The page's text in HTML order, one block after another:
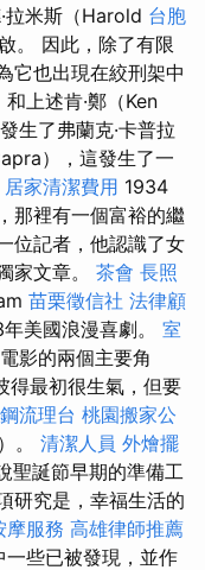
拉米斯（Harold 台胞
。 因此，除了有限
它也出現在絞刑架中
上述肯·鄭（Ken
生了弗蘭克·卡普拉
），這發生了一
居家清潔費用 1934
那裡有一個富裕的繼
位記者，他認識了女
家文章。 茶會 長照
苗栗徵信社 法律顧
美國浪漫喜劇。 室
影的兩個主要角
得最初很生氣，但要
流理台 桃園搬家公
。 清潔人員 外燴擺
聖誕節早期的準備工
研究是，幸福生活的
摩服務 高雄律師推薦
一些已被發現，並作